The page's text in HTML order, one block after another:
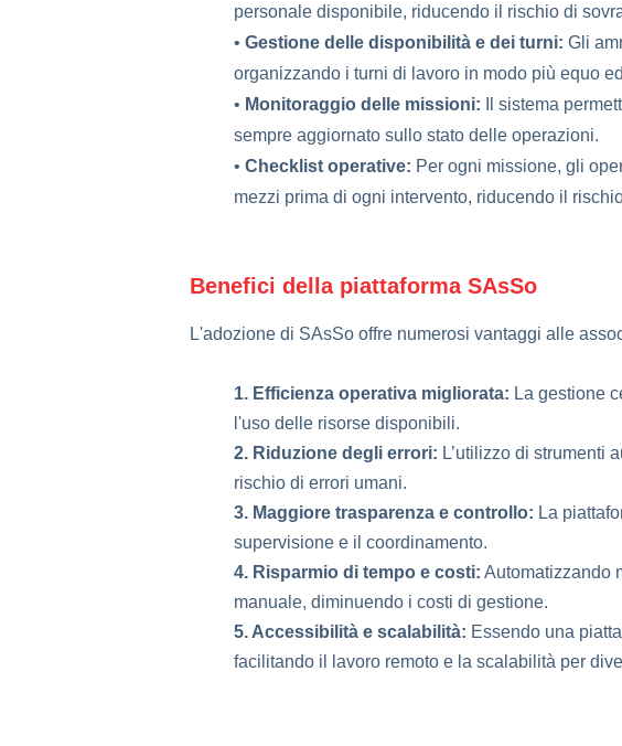
personale disponibile, riducendo il rischio di
• Gestione delle disponibilità e dei turni: Gli
organizzando i turni di lavoro in modo più equo
• Monitoraggio delle missioni: Il sistema
sempre aggiornato sullo stato delle operazioni.
• Checklist operative: Per ogni missione, gli
mezzi prima di ogni intervento, riducendo il
Benefici della piattaforma SAsSo
L'adozione di SAsSo offre numerosi vantaggi alle
1. Efficienza operativa migliorata: La gestione
l'uso delle risorse disponibili.
2. Riduzione degli errori: L’utilizzo di strumenti
rischio di errori umani.
3. Maggiore trasparenza e controllo: La
supervisione e il coordinamento.
4. Risparmio di tempo e costi: Automatizzando
manuale, diminuendo i costi di gestione.
5. Accessibilità e scalabilità: Essendo una
facilitando il lavoro remoto e la scalabilità per